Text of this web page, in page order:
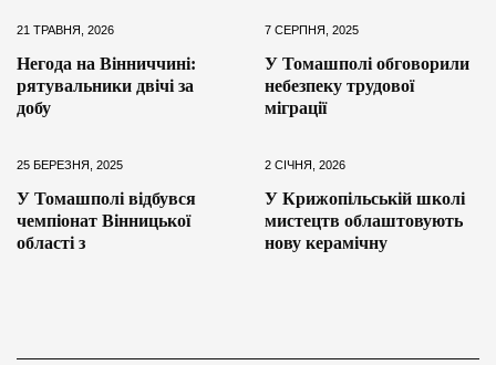
21 ТРАВНЯ, 2026
Негода на Вінниччині:
рятувальники двічі за
добу
7 СЕРПНЯ, 2025
У Томашполі обговорили
небезпеку трудової
міграції
25 БЕРЕЗНЯ, 2025
У Томашполі відбувся
чемпіонат Вінницької
області з
2 СІЧНЯ, 2026
У Крижопільській школі
мистецтв облаштовують
нову керамічну